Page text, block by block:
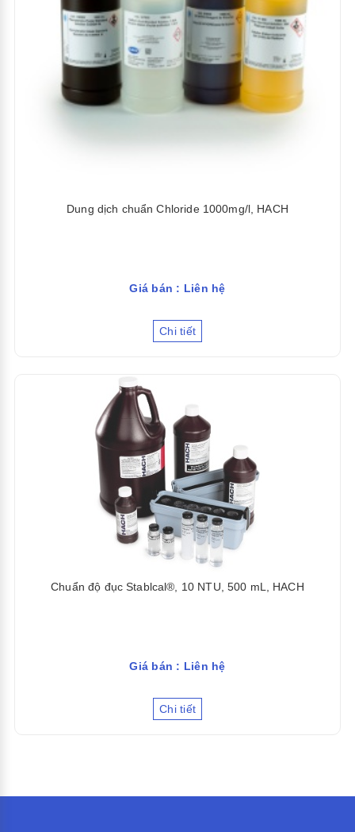
Dung dịch chuẩn Chloride 1000mg/l, HACH
Giá bán : Liên hệ
Chi tiết
Chuẩn độ đục Stablcal®, 10 NTU, 500 mL, HACH
Giá bán : Liên hệ
Chi tiết